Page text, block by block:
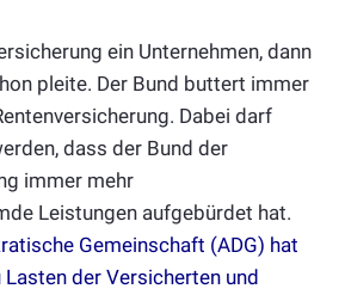
ein Unternehmen, dann
pleite. Der Bund buttert immer
Dabei darf
dass der Bund der
immer mehr
Leistungen aufgebürdet hat.
Gemeinschaft (ADG) hat
der Versicherten und